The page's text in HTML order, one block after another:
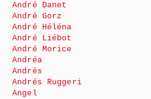
André Danet
André Gorz
André Héléna
André Liébot
André Morice
Andréa
Andrés
Andrés Ruggeri
Angel